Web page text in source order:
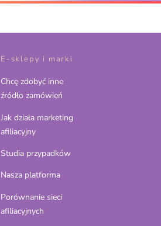
E-sklepy i marki
Chcę zdobyć inne
źródło zamówień
Jak działa marketing
afiliacyjny
Studia przypadków
Nasza platforma
Porównanie sieci
afiliacyjnych